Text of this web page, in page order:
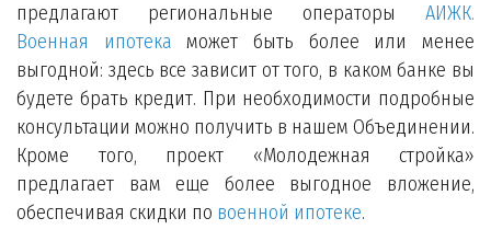
предлагают региональные операторы АИЖК.
Военная ипотека может быть более или менее
выгодной: здесь все зависит от того, в каком банке вы
будете брать кредит. При необходимости подробные
консультации можно получить в нашем Объединении.
Кроме того, проект «Молодежная стройка»
предлагает вам еще более выгодное вложение,
обеспечивая скидки по военной ипотеке.